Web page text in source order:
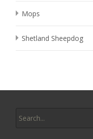
Mops
Shetland Sheepdog
for: